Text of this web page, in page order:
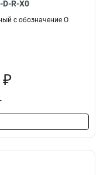
D-R-X0
с обозначение O